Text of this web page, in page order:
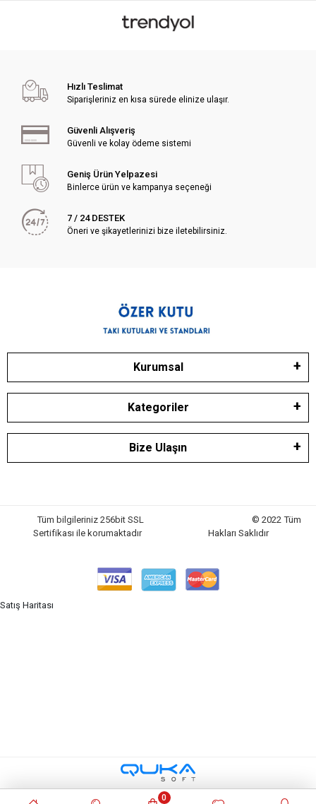
Hızlı Teslimat
Siparişleriniz en kısa sürede elinize ulaşır.
Güvenli Alışveriş
Güvenli ve kolay ödeme sistemi
Geniş Ürün Yelpazesi
Binlerce ürün ve kampanya seçeneği
7 / 24 DESTEK
Öneri ve şikayetlerinizi bize iletebilirsiniz.
Kurumsal
Kategoriler
Bize Ulaşın
Tüm bilgileriniz 256bit SSL
Sertifikası ile korumaktadır
© 2022 Tüm
Hakları Saklıdır
0
Satış Haritası